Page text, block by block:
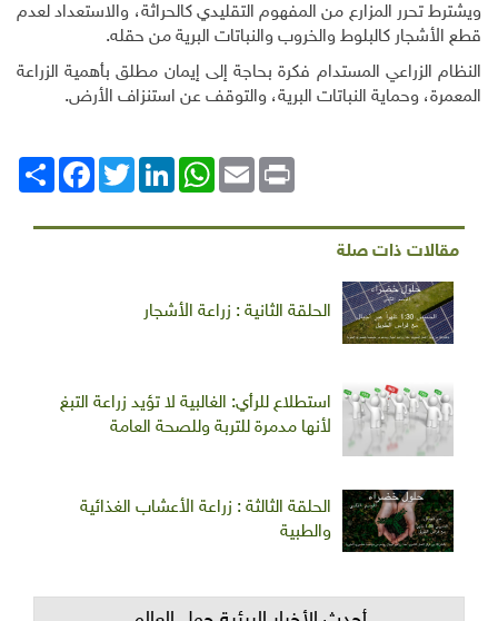
ويشترط تحرر المزارع من المفهوم التقليدي كالحراثة، والاستعداد لعدم
قطع الأشجار كالبلوط والخروب والنباتات البرية من حقله.
النظام الزراعي المستدام فكرة بحاجة إلى إيمان مطلق بأهمية الزراعة
المعمرة، وحماية النباتات البرية، والتوقف عن استنزاف الأرض.
انشر
FacebookTwitterLinkedIn
WhatsAppEmail Print
مقالات ذات صلة
الحلقة الثانية : زراعة الأشجار
استطلاع للرأي: الغالبية لا تؤيد زراعة التبغ
لأنها مدمرة للتربة وللصحة العامة
الحلقة الثالثة : زراعة الأعشاب الغذائية
والطبية